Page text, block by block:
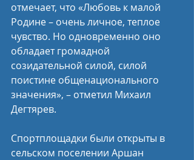
отмечает, что «Любовь к малой
Родине – очень личное, теплое
чувство. Но одновременно оно
обладает громадной
созидательной силой, силой
поистине общенационального
значения», – отметил Михаил
Дегтярев.
Спортплощадки были открыты в
сельском поселении Аршан